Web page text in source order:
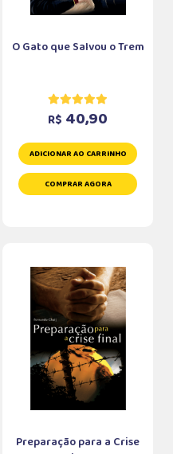
O Gato que Salvou o Trem
R$ 40,90
ADICIONAR AO CARRINHO
COMPRAR AGORA
Preparação para a Crise